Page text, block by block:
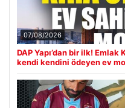
07/08/2026
DAP Yapı’dan bir ilk!
kendi kendini ödeyen ev